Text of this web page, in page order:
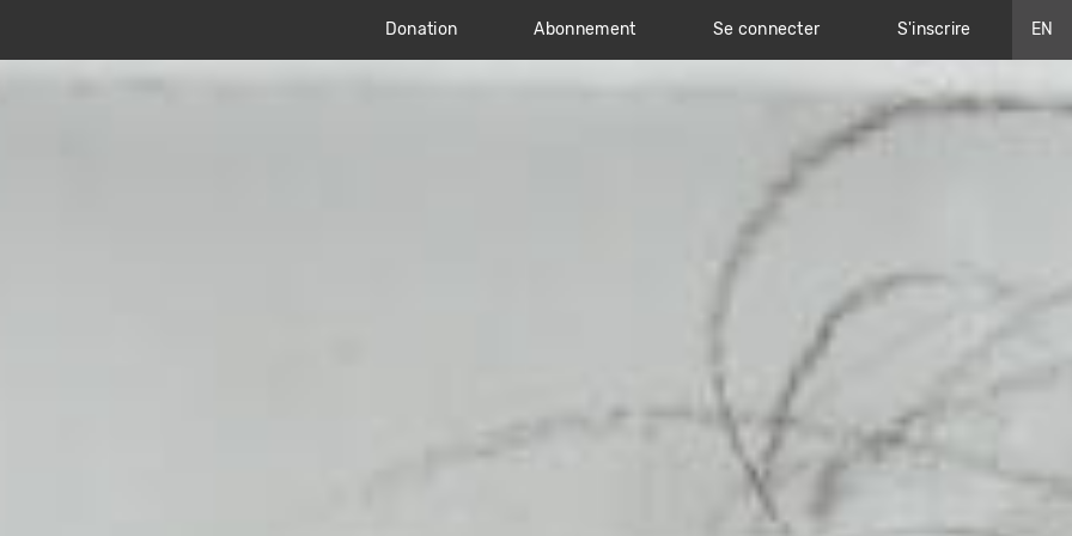
Donation Abonnement Se connecter S'inscrire EN